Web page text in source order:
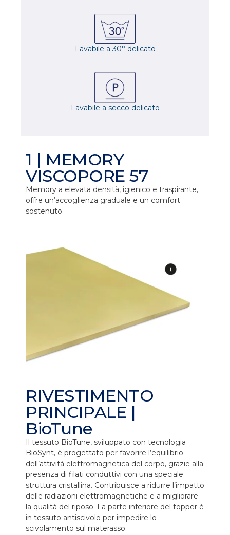
Lavabile a 30° delicato
Lavabile a secco delicato
1 | MEMORY
VISCOPORE 57
Memory a elevata densità, igienico e traspirante,
offre un’accoglienza graduale e un comfort
sostenuto.
RIVESTIMENTO
PRINCIPALE |
BioTune
Il tessuto BioTune, sviluppato con tecnologia
BioSynt, è progettato per favorire l’equilibrio
dell’attività elettromagnetica del corpo, grazie alla
presenza di filati conduttivi con una speciale
struttura cristallina. Contribuisce a ridurre l’impatto
delle radiazioni elettromagnetiche e a migliorare
la qualità del riposo. La parte inferiore del topper è
in tessuto antiscivolo per impedire lo
scivolamento sul materasso.